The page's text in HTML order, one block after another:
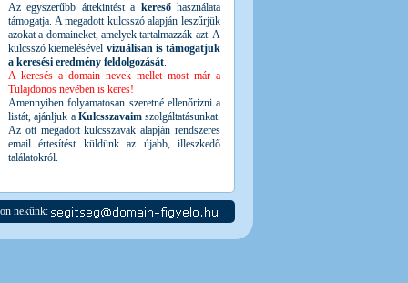
Az egyszerűbb áttekintést a keresőhasználata
támogatja. A megadott kulcsszó alapján leszűrjük
azokat a domaineket, amelyek tartalmazzák azt. A
kulcsszó kiemelésével vizuálisan is támogatjuk
a keresési eredmény feldolgozását.
A keresés a domain nevek mellet most már a
Tulajdonos nevében is keres!
Amennyiben folyamatosan szeretné ellenőrizni a
listát, ajánljuk a Kulcsszavaimszolgáltatásunkat.
Az ott megadott kulcsszavak alapján rendszeres
email értesítést küldünk az újabb, illeszkedő
találatokról.
nekünk: